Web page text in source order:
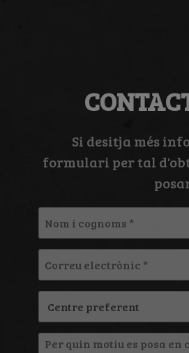
Si desitja més
formulari per tal
Nom
i
cognoms
*
Correu
electrònic
Per